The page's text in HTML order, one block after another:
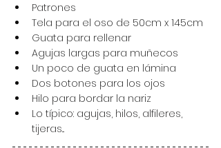
Patrones
Tela para el oso de 50cm x 145cm
Guata para rellenar
Agujas largas para muñecos
Un poco de guata en lámina
Dos botones para los ojos
Hilo para bordar la nariz
Lo típico: agujas, hilos, alfileres,
tijeras...